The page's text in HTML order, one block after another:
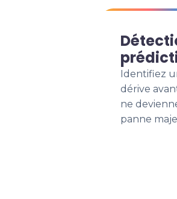
Identifiez
dérive
ne
panne